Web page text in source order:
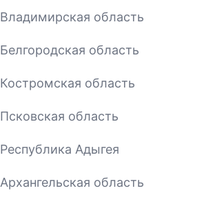
Владимирская область
Белгородская область
Костромская область
Псковская область
Республика Адыгея
Архангельская область